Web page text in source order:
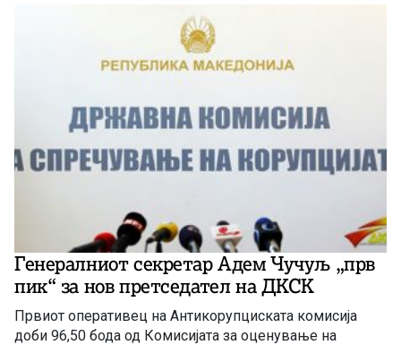
Генералниот секретар Адем Чучуљ „прв
пик“ за нов претседател на ДКСК
Првиот оперативец на Антикорупциската комисија
доби 96,50 бода од Комисијата за оценување на